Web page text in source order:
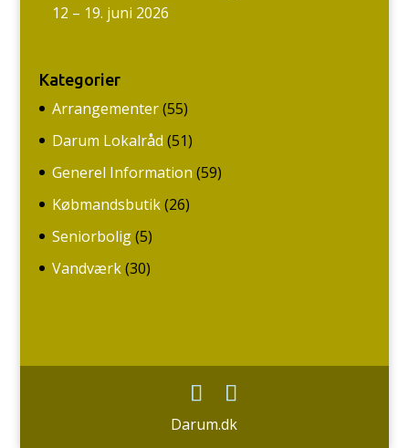
12 – 19. juni 2026
Kategorier
Arrangementer(55)
Darum Lokalråd (51)
Generel Information (59)
Købmandsbutik(26)
Seniorbolig(5)
Vandværk(30)
Darum.dk